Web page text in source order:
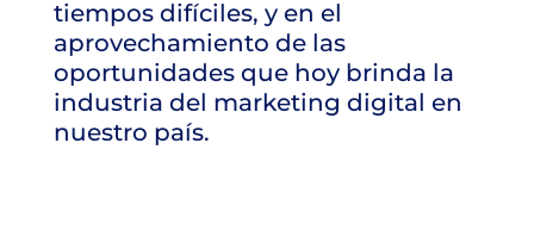
tiempos difíciles, y en el
aprovechamiento de las
oportunidades que hoy brinda la
industria del marketing digital en
nuestro país.